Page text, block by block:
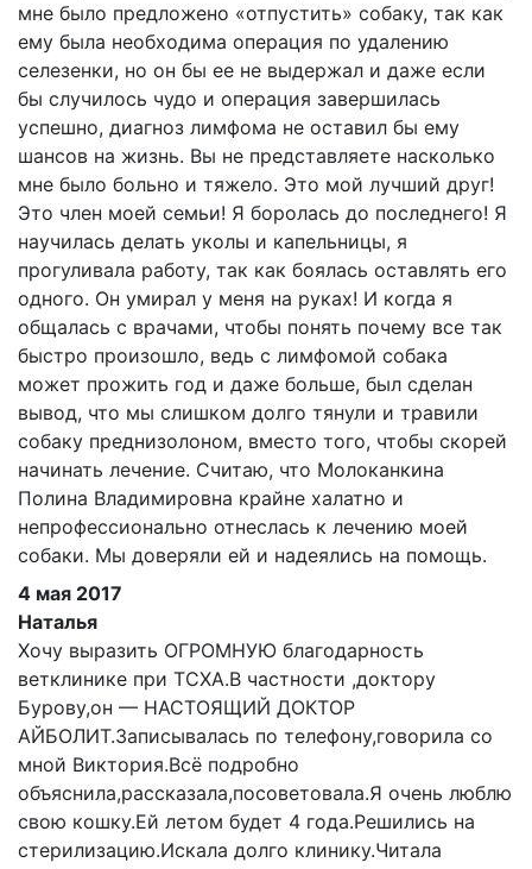
мне было предложено «отпустить» собаку, так как
ему была необходима операция по удалению
селезенки, но он бы ее не выдержал и даже если
бы случилось чудо и операция завершилась
успешно, диагноз лимфома не оставил бы ему
шансов на жизнь. Вы не представляете насколько
мне было больно и тяжело. Это мой лучший друг!
Это член моей семьи! Я боролась до последнего! Я
научилась делать уколы и капельницы, я
прогуливала работу, так как боялась оставлять его
одного. Он умирал у меня на руках! И когда я
общалась с врачами, чтобы понять почему все так
быстро произошло, ведь с лимфомой собака
может прожить год и даже больше, был сделан
вывод, что мы слишком долго тянули и травили
собаку преднизолоном, вместо того, чтобы скорей
начинать лечение. Считаю, что Молоканкина
Полина Владимировна крайне халатно и
непрофессионально отнеслась к лечению моей
собаки. Мы доверяли ей и надеялись на помощь.
4 мая 2017
Наталья
Хочу выразить ОГРОМНУЮ благодарность
ветклинике при ТСХА.В частности ,доктору
Бурову,он — НАСТОЯЩИЙ ДОКТОР
АЙБОЛИТ.Записывалась по телефону,говорила со
мной Виктория.Всё подробно
объяснила,рассказала,посоветовала.Я очень люблю
свою кошку.Ей летом будет 4 года.Решились на
стерилизацию.Искала долго клинику.Читала